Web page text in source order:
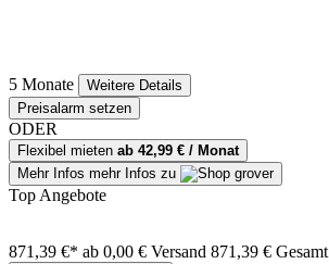
5 Monate
Weitere Details
Preisalarm setzen
ODER
Flexibel mieten ab 42,99 € / Monat
Mehr Infos mehr Infos zu
Top Angebote
871,39 €* ab 0,00 € Versand 871,39 € Gesamt